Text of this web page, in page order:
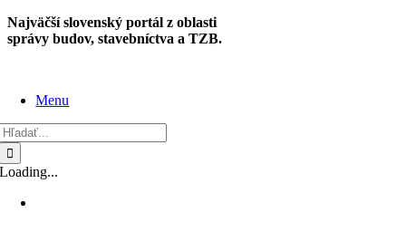
Skip
to
Najväčší slovenský portál z oblasti
správy budov, stavebníctva a TZB.
Menu
Loading...